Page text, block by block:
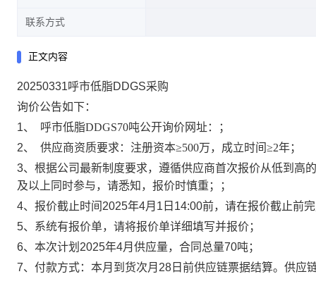
联系方式
正文内容
20250331呼市低脂DDGS采购
询价公告如下：
1、
呼市低脂DDGS70吨公开询价网址：
；
2、
供应商资质要求：注册资本≥500万，成立时间≥2年；
3、根据公司最新制度要求，遵循供应商首次报价从低到高
及以上同时参与，请悉知，报价时慎重；；
4、报价截止时间2025年4月1日14:00前，请在报价截止前
5、系统有报价单，请将报价单详细填写并报价；
6、本次计划2025年4月供应量，合同总量70吨；
7、付款方式：本月到货次月28日前供应链票据结算。供应